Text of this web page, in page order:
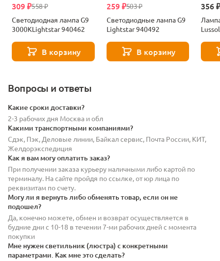
558 ₽
309 ₽
Светодиодная лампа G9
3000KLightstar 940462
В корзину
503 ₽
259 ₽
Светодиодные лампа G9
Lightstar 940492
В корзину
356
Вопросы и ответы
Какие сроки доставки?
2-3 рабочих дня Москва и обл
Какими транспортными компаниями?
Сдэк, Пэк, Деловые линии, Байкал сервис, Почта России, КИТ,
Желдорэкспедиция
Как я вам могу оплатить заказ?
При получении заказа курьеру наличными либо картой по
терминалу. На сайте пройдя по ссылке, от юр лица по
реквизитам по счету.
Могу ли я вернуть либо обменять товар, если он не
подошел?
Да, конечно можете, обмен и возврат осуществляется в
будние дни с 10-18 в течении 7-ми рабочих дней с момента
покупки
Мне нужен светильник (люстра) с конкретными
параметрами. Как мне это сделать?